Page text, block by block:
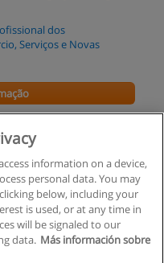
dos
Serviços e Novas
information on a device,
personal data. You may
below, including your
is used, or at any time in
will be signaled to our
data. Más información sobre